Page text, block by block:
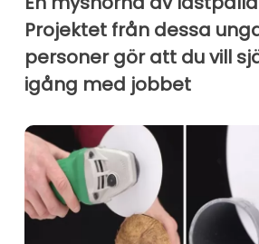
Projektet från dessa
personer gör att du vill
igång med jobbet